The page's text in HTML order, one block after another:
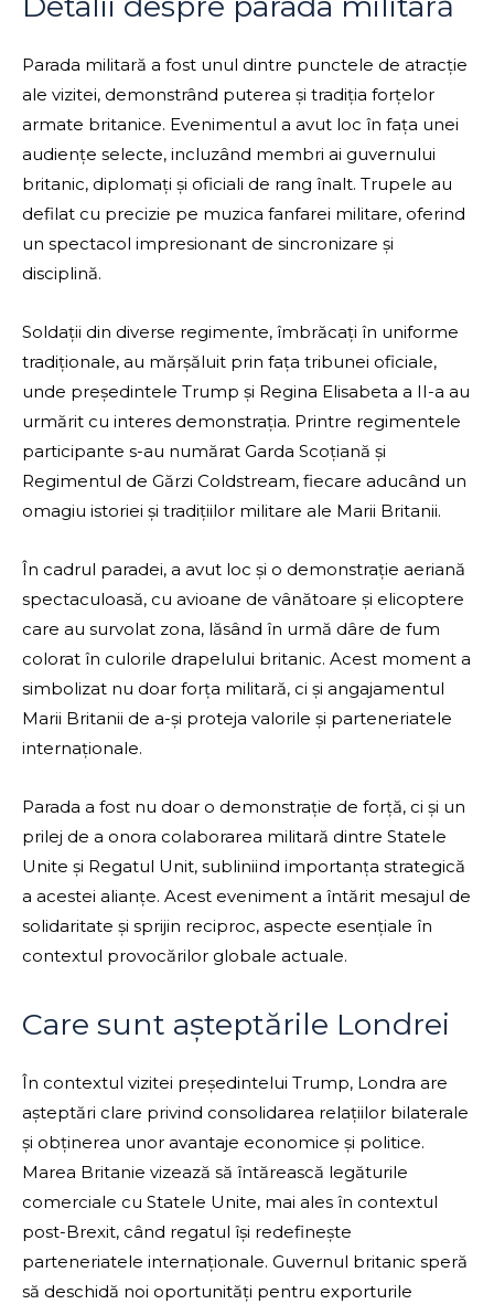
Parada militară a fost unul dintre punctele de atracție
ale vizitei, demonstrând puterea și tradiția forțelor
armate britanice. Evenimentul a avut loc în fața unei
audiențe selecte, incluzând membri ai guvernului
britanic, diplomați și oficiali de rang înalt. Trupele au
defilat cu precizie pe muzica fanfarei militare, oferind
un spectacol impresionant de sincronizare și
disciplină.
Soldații din diverse regimente, îmbrăcați în uniforme
tradiționale, au mărșăluit prin fața tribunei oficiale,
unde președintele Trump și Regina Elisabeta a II-a au
urmărit cu interes demonstrația. Printre regimentele
participante s-au numărat Garda Scoțiană și
Regimentul de Gărzi Coldstream, fiecare aducând un
omagiu istoriei și tradițiilor militare ale Marii Britanii.
În cadrul paradei, a avut loc și o demonstrație aeriană
spectaculoasă, cu avioane de vânătoare și elicoptere
care au survolat zona, lăsând în urmă dâre de fum
colorat în culorile drapelului britanic. Acest moment a
simbolizat nu doar forța militară, ci și angajamentul
Marii Britanii de a-și proteja valorile și parteneriatele
internaționale.
Parada a fost nu doar o demonstrație de forță, ci și un
prilej de a onora colaborarea militară dintre Statele
Unite și Regatul Unit, subliniind importanța strategică
a acestei alianțe. Acest eveniment a întărit mesajul de
solidaritate și sprijin reciproc, aspecte esențiale în
contextul provocărilor globale actuale.
Care sunt așteptările Londrei
În contextul vizitei președintelui Trump, Londra are
așteptări clare privind consolidarea relațiilor bilaterale
și obținerea unor avantaje economice și politice.
Marea Britanie vizează să întărească legăturile
comerciale cu Statele Unite, mai ales în contextul
post-Brexit, când regatul își redefinește
parteneriatele internaționale. Guvernul britanic speră
să deschidă noi oportunități pentru exporturile